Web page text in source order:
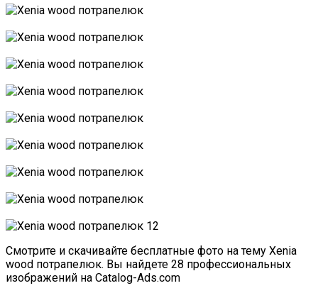
Смотрите и скачивайте бесплатные фото на тему Xenia
wood потрапелюк. Вы найдете 28 профессиональных
изображений на Catalog-Ads.com